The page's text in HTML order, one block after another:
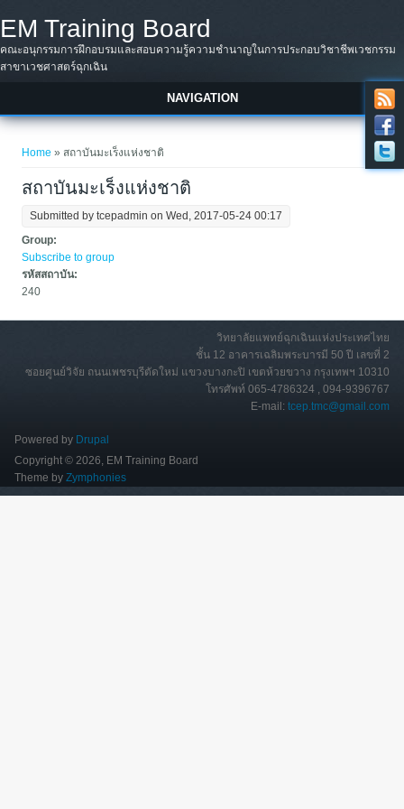
EM Training Board
คณะอนุกรรมการฝึกอบรมและสอบความรู้ความชำนาญในการประกอบวิชาชีพเวชกรรม
สาขาเวชศาสตร์ฉุกเฉิน
NAVIGATION
You are here
Home » สถาบันมะเร็งแห่งชาติ
สถาบันมะเร็งแห่งชาติ
Submitted bytcepadmin on Wed, 2017-05-24 00:17
Group:
Subscribe to group
รหัสสถาบัน:
240
วิทยาลัยแพทย์ฉุกเฉินแห่งประเทศไทย
ชั้น 12 อาคารเฉลิมพระบารมี 50 ปี เลขที่ 2
ซอยศูนย์วิจัย ถนนเพชรบุรีตัดใหม่ แขวงบางกะปิ เขตห้วยขวาง กรุงเทพฯ 10310
โทรศัพท์ 065-4786324 , 094-9396767
E-mail:tcep.tmc@gmail.com
Powered by Drupal
Copyright © 2026, EM Training Board
Theme by Zymphonies